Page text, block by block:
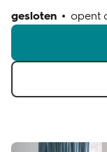
gesloten opent